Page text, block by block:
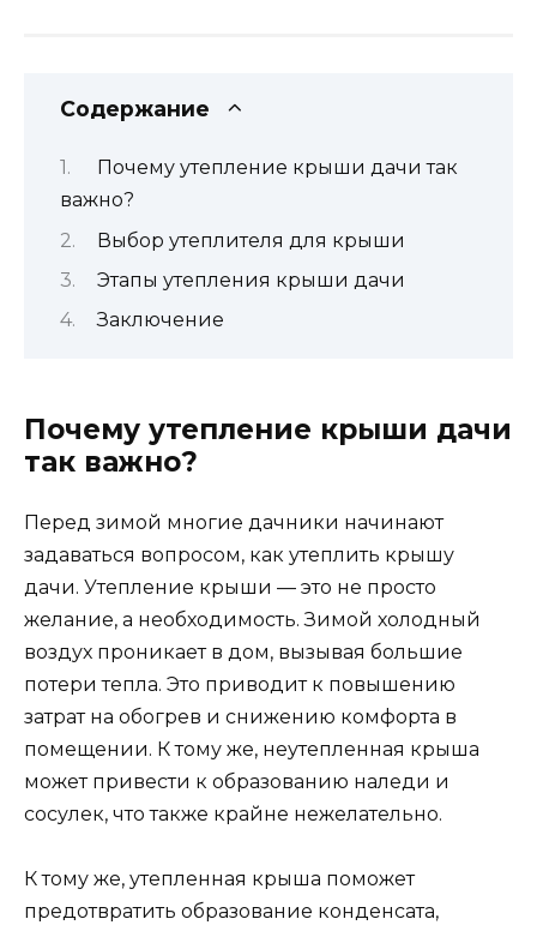
Содержание
Почему утепление крыши дачи так
важно?
Выбор утеплителя для крыши
Этапы утепления крыши дачи
Заключение
Почему утепление крыши дачи
так важно?
Перед зимой многие дачники начинают
задаваться вопросом, как утеплить крышу
дачи. Утепление крыши — это не просто
желание, а необходимость. Зимой холодный
воздух проникает в дом, вызывая большие
потери тепла. Это приводит к повышению
затрат на обогрев и снижению комфорта в
помещении. К тому же, неутепленная крыша
может привести к образованию наледи и
сосулек, что также крайне нежелательно.
К тому же, утепленная крыша поможет
предотвратить образование конденсата,